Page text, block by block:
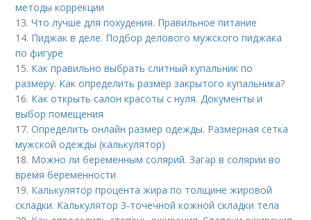
методы коррекции
13.Что лучше для похудения. Правильное питание
14. Пиджак в деле. Подбор делового мужского пиджака
по фигуре
15. Как правильно выбрать слитный купальник по
размеру. Как определить размер закрытого купальника?
16. Как открыть салон красоты с нуля. Документы и
выбор помещения
17.Определить онлайн размер одежды. Размерная сетка
мужской одежды (калькулятор)
18. Можно ли беременным солярий. Загар в солярии во
время беременности
19. Калькулятор процента жира по толщине жировой
складки. Калькулятор 3-точечной кожной складки тела